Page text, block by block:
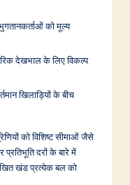
को मूल्य
देखभाल के लिए विकल्प
खिलाड़ियों के बीच
को विशिष्ट सीमाओं जैसे
दरों के बारे में
खंड प्रत्येक बल को